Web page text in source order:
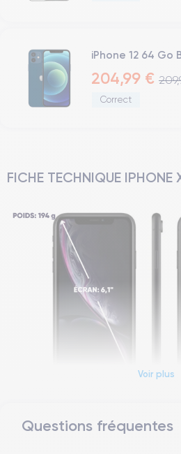
iPhone 12 64 Go
204,99 €
Correct
FICHE TECHNIQUE IPHONE
Dimensions et poids
Voir plus
Questions fréquentes